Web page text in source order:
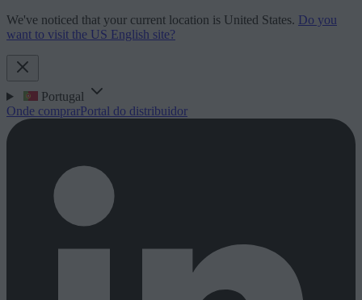
We've noticed that your current location is United States. Do you
want to visit the US English site?
Portugal
Onde comprarPortal do distribuidor